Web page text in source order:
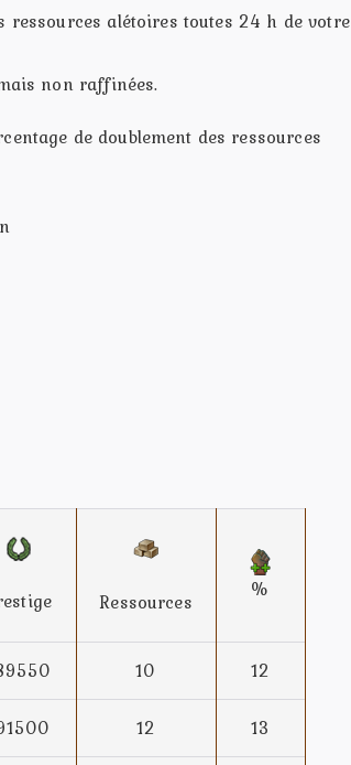
ressources alétoires toutes 24 h de votre
non raffinées.
de doublement des ressources
Ressources %
10 12
12 13